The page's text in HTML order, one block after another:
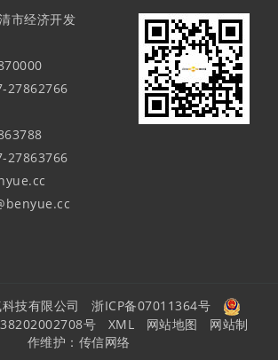
市经济开发
27862766
27863766
科技有限公司浙ICP备07011364号
号
XML 网站地图
网站制
作维护： 传信网络